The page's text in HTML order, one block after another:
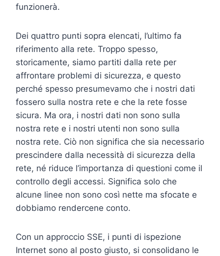
funzionerà.
Dei quattro punti sopra elencati, l’ultimo fa
riferimento alla rete. Troppo spesso,
storicamente, siamo partiti dalla rete per
affrontare problemi di sicurezza, e questo
perché spesso presumevamo che i nostri dati
fossero sulla nostra rete e che la rete fosse
sicura. Ma ora, i nostri dati non sono sulla
nostra rete e i nostri utenti non sono sulla
nostra rete. Ciò non significa che sia necessario
prescindere dalla necessità di sicurezza della
rete, né riduce l’importanza di questioni come il
controllo degli accessi. Significa solo che
alcune linee non sono così nette ma sfocate e
dobbiamo rendercene conto.
Con un approccio SSE, i punti di ispezione
Internet sono al posto giusto, si consolidano le